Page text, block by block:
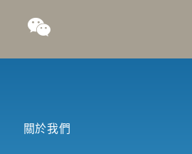
關於我們